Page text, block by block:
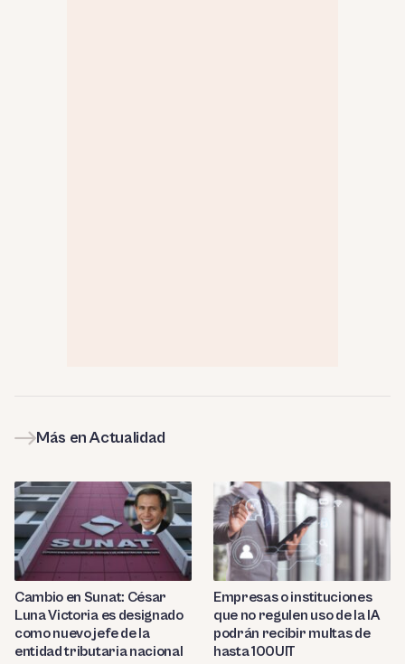
Más en Actualidad
Cambio en Sunat: César
Luna Victoria es designado
como nuevo jefe de la
entidad tributaria nacional
Empresas o instituciones
que no regulen uso de la IA
podrán recibir multas de
hasta 100UIT